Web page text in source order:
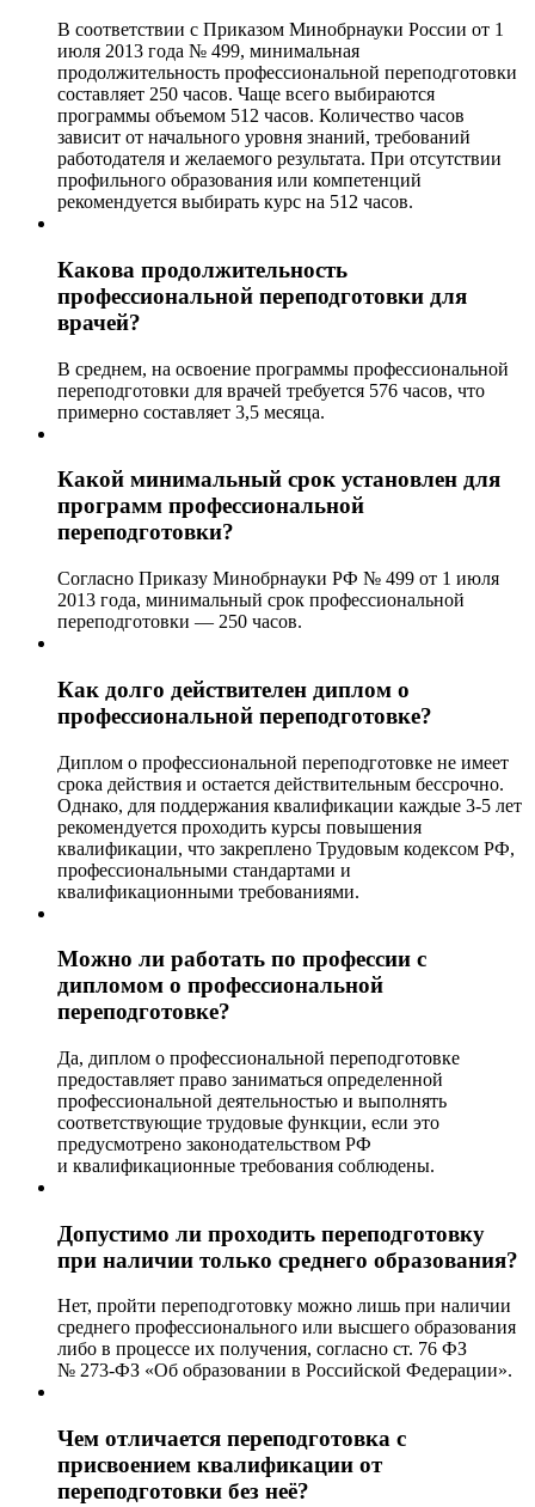
В соответствии с Приказом Минобрнауки России от 1
июля 2013 года № 499, минимальная
продолжительность профессиональной переподготовки
составляет 250 часов. Чаще всего выбираются
программы объемом 512 часов. Количество часов
зависит от начального уровня знаний, требований
работодателя и желаемого результата. При отсутствии
профильного образования или компетенций
рекомендуется выбирать курс на 512 часов.
Какова продолжительность
профессиональной переподготовки для
врачей?
В среднем, на освоение программы профессиональной
переподготовки для врачей требуется 576 часов, что
примерно составляет 3,5 месяца.
Какой минимальный срок установлен для
программ профессиональной
переподготовки?
Согласно Приказу Минобрнауки РФ № 499 от 1 июля
2013 года, минимальный срок профессиональной
переподготовки — 250 часов.
Как долго действителен диплом о
профессиональной переподготовке?
Диплом о профессиональной переподготовке не имеет
срока действия и остается действительным бессрочно.
Однако, для поддержания квалификации каждые 3-5 лет
рекомендуется проходить курсы повышения
квалификации, что закреплено Трудовым кодексом РФ,
профессиональными стандартами и
квалификационными требованиями.
Можно ли работать по профессии с
дипломом о профессиональной
переподготовке?
Да, диплом о профессиональной переподготовке
предоставляет право заниматься определенной
профессиональной деятельностью и выполнять
соответствующие трудовые функции, если это
предусмотрено законодательством РФ
и квалификационные требования соблюдены.
Допустимо ли проходить переподготовку
при наличии только среднего образования?
Нет, пройти переподготовку можно лишь при наличии
среднего профессионального или высшего образования
либо в процессе их получения, согласно ст. 76 ФЗ
№ 273-ФЗ «Об образовании в Российской Федерации».
Чем отличается переподготовка с
присвоением квалификации от
переподготовки без неё?